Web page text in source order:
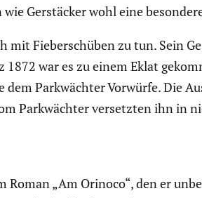
Gerstä­cker wohl eine
Fieber­schüben zu tun. Sein
war es zu einem Eklat
Parkwächter Vorwürfe. Die
Parkwächter versetzten ihn in
Roman „Am Orinoco“, den er